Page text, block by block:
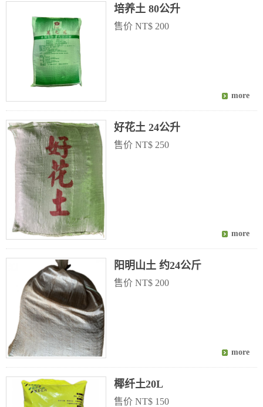
培养土 80公升
售价 NT$ 200
好花土 24公升
售价 NT$ 250
阳明山土 约24公斤
售价 NT$ 200
椰纤土20L
售价 NT$ 150